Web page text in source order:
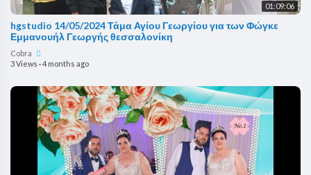
01:09:06
hgstudio 14/05/2024 Τάμα Αγίου Γεωργίου για των Φώγκε
Εμμανουήλ Γεωργής θεσσαλονίκη
Cobra
3 Views ·4 months ago